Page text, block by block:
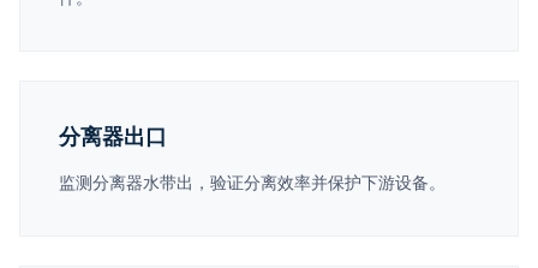
分离器出口
监测分离器水带出，验证分离效率并保护下游设备。